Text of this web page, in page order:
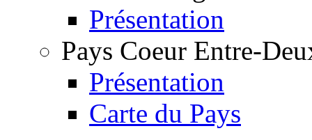
Présentation
Pays Coeur Entre-
Présentation
Carte du Pays